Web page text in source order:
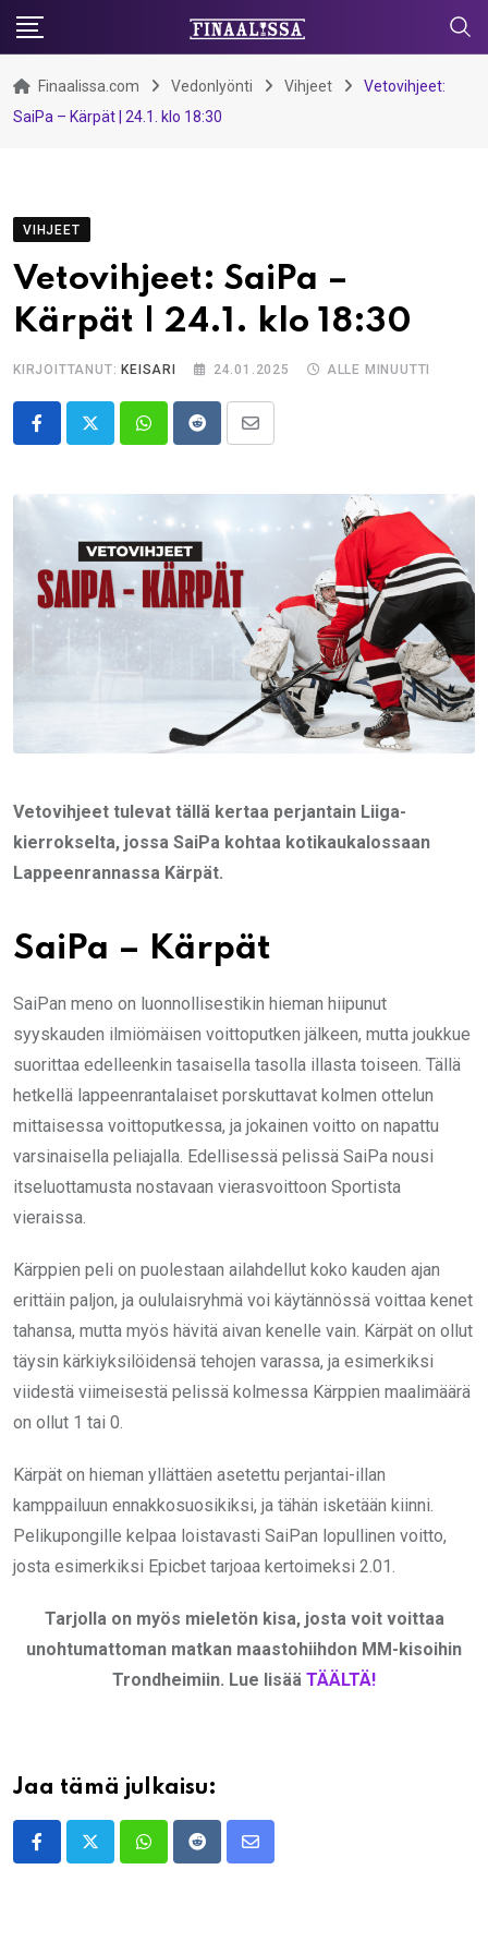
Skip
content
Finaalissa.com Vedonlyönti Vihjeet
Vetovihjeet:
SaiPa – Kärpät | 24.1. klo 18:30
VIHJEET
Vetovihjeet: SaiPa –
Kärpät | 24.1. klo 18:30
KIRJOITTANUT: KEISARI 24.01.2025 ALLE MINUUTTI
WhatsappRedditShare
Email
Vetovihjeet tulevat tällä kertaa perjantain Liiga-
kierrokselta, jossa SaiPa kohtaa kotikaukalossaan
Lappeenrannassa Kärpät.
SaiPa – Kärpät
SaiPan meno on luonnollisestikin hieman hiipunut
syyskauden ilmiömäisen voittoputken jälkeen, mutta joukkue
suorittaa edelleenkin tasaisella tasolla illasta toiseen. Tällä
hetkellä lappeenrantalaiset porskuttavat kolmen ottelun
mittaisessa voittoputkessa, ja jokainen voitto on napattu
varsinaisella peliajalla. Edellisessä pelissä SaiPa nousi
itseluottamusta nostavaan vierasvoittoon Sportista
vieraissa.
Kärppien peli on puolestaan ailahdellut koko kauden ajan
erittäin paljon, ja oululaisryhmä voi käytännössä voittaa kenet
tahansa, mutta myös hävitä aivan kenelle vain. Kärpät on ollut
täysin kärkiyksilöidensä tehojen varassa, ja esimerkiksi
viidestä viimeisestä pelissä kolmessa Kärppien maalimäärä
on ollut 1 tai 0.
Kärpät on hieman yllättäen asetettu perjantai-illan
kamppailuun ennakkosuosikiksi, ja tähän isketään kiinni.
Pelikupongille kelpaa loistavasti SaiPan lopullinen voitto,
josta esimerkiksi Epicbet tarjoaa kertoimeksi 2.01.
Tarjolla on myös mieletön kisa, josta voit voittaa
unohtumattoman matkan maastohiihdon MM-kisoihin
Trondheimiin. Lue lisää TÄÄLTÄ!
Jaa tämä julkaisu:
WhatsappRedditShare